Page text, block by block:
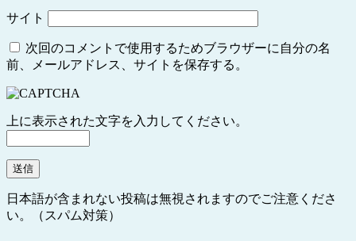
サイト
次回のコメントで使用するためブラウザーに自分の名
前、メールアドレス、サイトを保存する。
上に表示された文字を入力してください。
日本語が含まれない投稿は無視されますのでご注意くださ
い。（スパム対策）